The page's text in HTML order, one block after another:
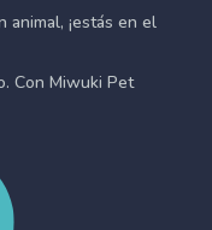
animal, ¡estás en el
Con Miwuki Pet